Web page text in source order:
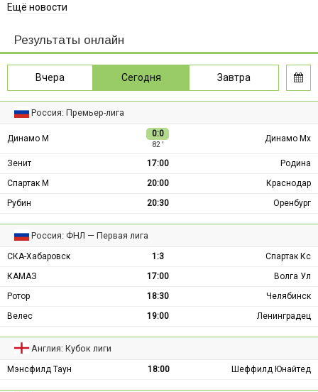
Ещё новости
Результаты онлайн
Вчера Сегодня Завтра
Россия: Премьер-лига
Динамо М 0:0
82 ′
Динамо Мх
Зенит 17:00
Родина
Спартак М
20:00
Краснодар
Рубин
20:30 Оренбург
Россия: ФНЛ — Первая лига
СКА-Хабаровск 1:3
Спартак Кс
КАМАЗ
17:00
Волга Ул
Ротор
18:30
Челябинск
Велес
19:00 Ленинградец
Англия: Кубок лиги
Мэнсфилд Таун 18:00 Шеффилд Юнайтед